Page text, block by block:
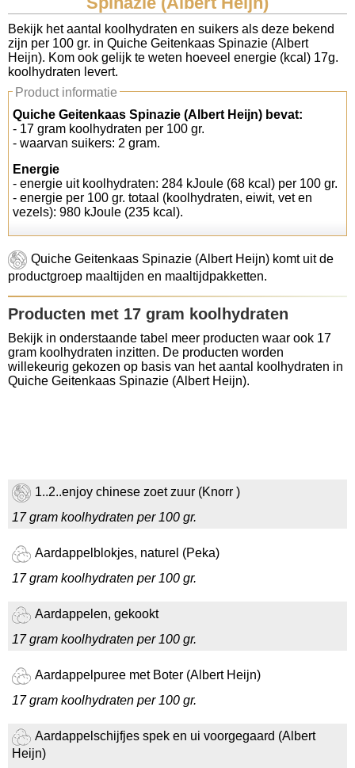
Koolhydraten tellen
Links
Bekijk het aantal koolhydraten en suikers als deze bekend
zijn per 100 gr. in Quiche Geitenkaas Spinazie (Albert
Heijn). Kom ook gelijk te weten hoeveel energie (kcal) 17g.
koolhydraten levert.
Product informatie
Quiche Geitenkaas Spinazie (Albert Heijn) bevat:
- 17 gram koolhydraten per 100 gr.
- waarvan suikers: 2 gram.
Energie
- energie uit koolhydraten: 284 kJoule (68 kcal) per 100 gr.
- energie per 100 gr. totaal (koolhydraten, eiwit, vet en
vezels): 980 kJoule (235 kcal).
Quiche Geitenkaas Spinazie (Albert Heijn) komt uit de
productgroep maaltijden en maaltijdpakketten.
Producten met 17 gram koolhydraten
Bekijk in onderstaande tabel meer producten waar ook 17
gram koolhydraten inzitten. De producten worden
willekeurig gekozen op basis van het aantal koolhydraten in
Quiche Geitenkaas Spinazie (Albert Heijn).
1..2..enjoy chinese zoet zuur (Knorr )
17 gram koolhydraten per 100 gr.
Aardappelblokjes, naturel (Peka)
17 gram koolhydraten per 100 gr.
Aardappelen, gekookt
17 gram koolhydraten per 100 gr.
Aardappelpuree met Boter (Albert Heijn)
17 gram koolhydraten per 100 gr.
Aardappelschijfjes spek en ui voorgegaard (Albert
Heijn)